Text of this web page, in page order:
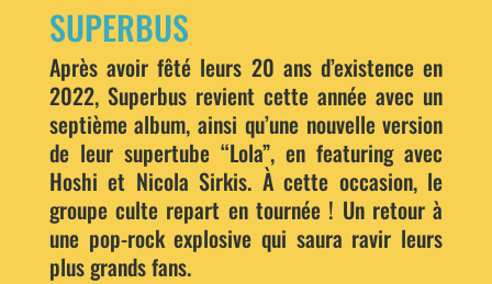
SUPERBUS
Après avoir fêté leurs 20 ans d’existence en
2022, Superbus revient cette année avec un
septième album, ainsi qu’une nouvelle version
de leur supertube “Lola”, en featuring avec
Hoshi et Nicola Sirkis. À cette occasion, le
groupe culte repart en tournée ! Un retour à
une pop-rock explosive qui saura ravir leurs
plus grands fans.